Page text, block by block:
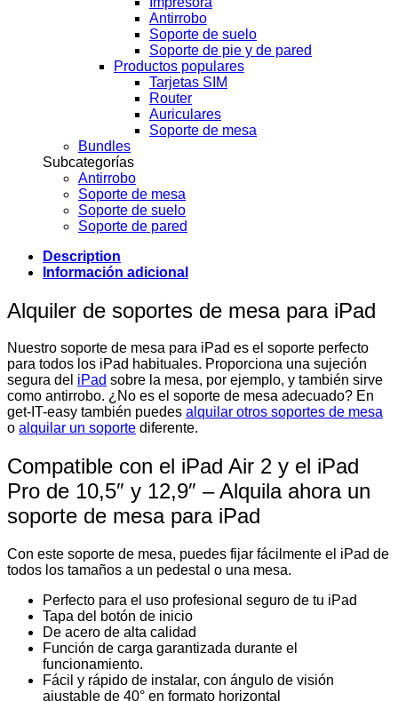
Antirrobo
Soporte de suelo
Soporte de pie y de pared
Productos populares
Tarjetas SIM
Router
Auriculares
Soporte de mesa
Bundles
Subcategorías
Antirrobo
Soporte de mesa
Soporte de suelo
Soporte de pared
Description
Información adicional
Alquiler de soportes de mesa para iPad
Nuestro soporte de mesa para iPad es el soporte perfecto
para todos los iPad habituales. Proporciona una sujeción
segura del iPad sobre la mesa, por ejemplo, y también sirve
como antirrobo. ¿No es el soporte de mesa adecuado? En
get-IT-easy también puedes alquilar otros soportes de mesa
o alquilar un soporte diferente.
Compatible con el iPad Air 2 y el iPad
Pro de 10,5″ y 12,9″ – Alquila ahora un
soporte de mesa para iPad
Con este soporte de mesa, puedes fijar fácilmente el iPad de
todos los tamaños a un pedestal o una mesa.
Perfecto para el uso profesional seguro de tu iPad
Tapa del botón de inicio
De acero de alta calidad
Función de carga garantizada durante el
funcionamiento.
Fácil y rápido de instalar, con ángulo de visión
ajustable de 40° en formato horizontal